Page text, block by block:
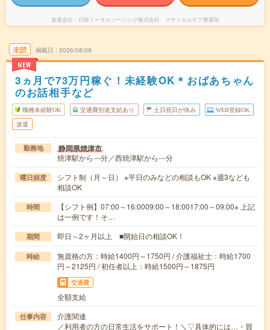
派遣会社 日研トータルソーシング株式会社 メディカルケア事業部
未読
NEW
掲載日 2026/08/09
3ヵ月で73万円稼ぐ！未経験OK＊おばあちゃん
のお話相手など
職種未経験OK 交通費別途支給あり 土日祝日が休み WEB登録OK
派遣
勤務地 静岡県焼津市
焼津駅から---分／西焼津駅から---分
曜日頻度
シフト制（月～日） ※平日のみなどの相談もOK ※週3なども
相談OK
時間
【シフト例】07:00～16:0009:00～18:0017:00～09:00※ 上記
は一例です！そ…
期間 即日～2ヶ月以上 ■開始日の相談OK！
時給
無資格の方：時給1400円～1750円 / 介護福祉士：時給1700
円～2125円 / 初任者以上：時給1500円～1875円
交通費
全額支給
仕事内容
介護関連
／利用者の方の日常生活をサポート！＼▽具体的には…・買